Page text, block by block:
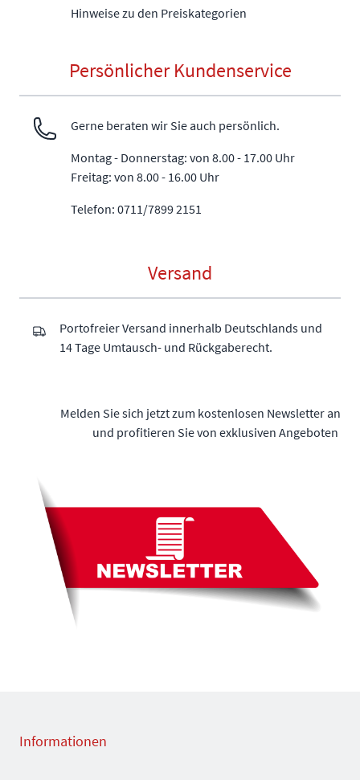
Hinweise zu den Preiskategorien
Persönlicher Kundenservice
Gerne beraten wir Sie auch persönlich.
Montag - Donnerstag: von 8.00 - 17.00 Uhr
Freitag: von 8.00 - 16.00 Uhr
Telefon: 0711/7899 2151
Versand
Portofreier Versand innerhalb Deutschlands und
14 Tage Umtausch- und Rückgaberecht.
Melden Sie sich jetzt zum kostenlosen Newsletter an
und profitieren Sie von exklusiven Angeboten
Informationen